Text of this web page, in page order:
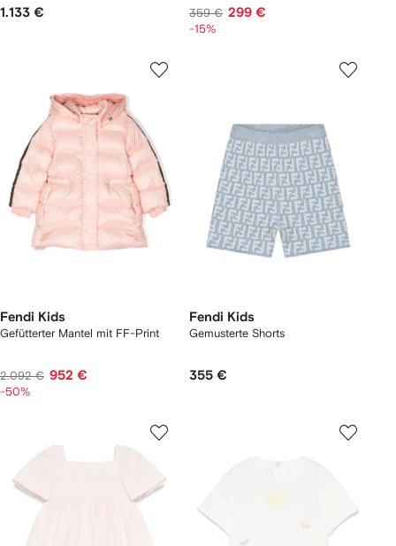
1.133 € 359 € 299 €
-15%
Fendi Kids
Gefütterter Mantel mit FF-Print
2.092 € 952 €
-50%
Fendi Kids
Gemusterte Shorts
355 €